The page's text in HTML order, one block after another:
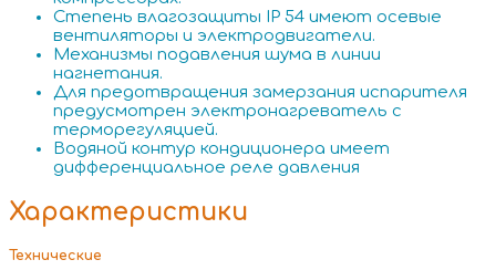
Степень влагозащиты IP 54 имеют осевые
вентиляторы и электродвигатели.
Механизмы подавления шума в линии
нагнетания.
Для предотвращения замерзания испарителя
предусмотрен электронагреватель с
терморегуляцией.
Водяной контур кондиционера имеет
дифференциальное реле давления
Характеристики
Технические